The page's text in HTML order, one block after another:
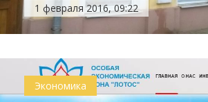
1 февраля 2016, 09:22
Экономика